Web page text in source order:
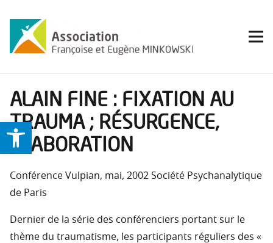
Ouvrir la barre d’outils
ALAIN FINE : FIXATION AU
TRAUMA ; RÉSURGENCE,
ÉLABORATION
Conférence Vulpian, mai, 2002 Société Psychanalytique
de Paris
Dernier de la série des conférenciers portant sur le
thème du traumatisme, les participants réguliers des «